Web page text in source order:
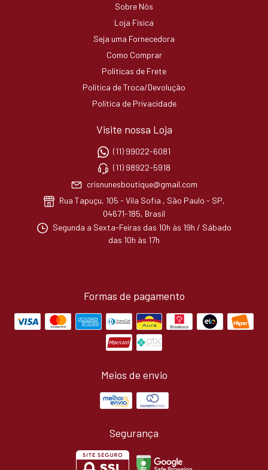
Sobre Nós
Loja Física
Seja uma Fornecedora
Como Comprar
Políticas de Frete
Política de Troca/Devolução
Política de Privacidade
Visite nossa Loja
(11) 99022-6081
(11) 98922-5918
crisnunesboutique@gmail.com
Rua Tapuçu, 105 - Vila Sofia , São Paulo - SP,
04671-185, Brasil
Segunda a Sexta-Feiras das 10h às 19h / Sábado
das 10h às 17h
Formas de pagamento
Meios de envio
Segurança